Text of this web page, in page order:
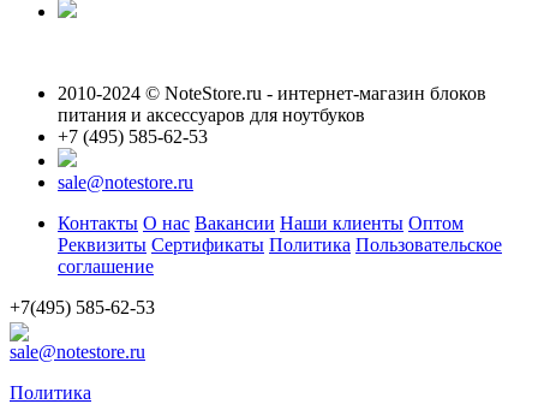
2010-2024 © NoteStore.ru - интернет-магазин блоков
питания и аксессуаров для ноутбуков
+7 (495) 585-62-53
sale@notestore.ru
Контакты О нас Вакансии Наши клиенты Оптом
Реквизиты Сертификаты Политика Пользовательское
соглашение
+7(495) 585-62-53
sale@notestore.ru
Политика